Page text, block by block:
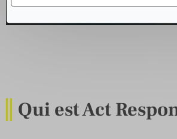
Qui est Act